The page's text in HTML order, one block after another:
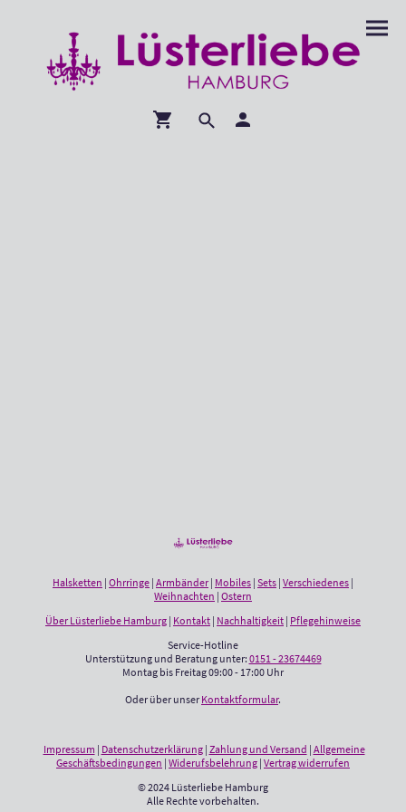
Halsketten | Ohrringe | Armbänder | Mobiles | Sets | Verschiedenes |
Weihnachten | Ostern
Über Lüsterliebe Hamburg | Kontakt | Nachhaltigkeit | Pflegehinweise
Service-Hotline
Unterstützung und Beratung unter: 0151 - 23674469
Montag bis Freitag 09:00 - 17:00 Uhr
Oder über unser Kontaktformular.
Impressum | Datenschutzerklärung| Zahlung und Versand | Allgemeine
Geschäftsbedingungen | Widerufsbelehrung | Vertrag widerrufen
© 2024 Lüsterliebe Hamburg
Alle Rechte vorbehalten.